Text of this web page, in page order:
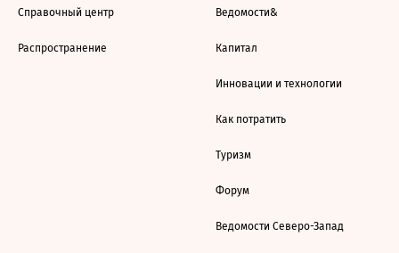
Справочный центр
Распространение
Ведомости&
Капитал
Инновации и технологии
Как потратить
Туризм
Форум
Ведомости Северо-Запад